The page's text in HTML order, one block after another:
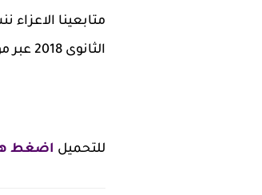
متابعينا
الثانوى 2018 عبر موقعكم
للتحميل اضغط